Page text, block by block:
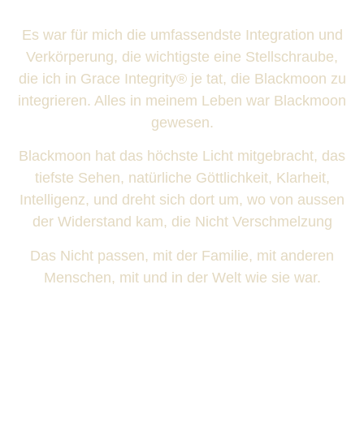
Es war für mich die umfassendste Integration und
Verkörperung, die wichtigste eine Stellschraube,
die ich in Grace Integrity® je tat, die Blackmoon zu
integrieren. Alles in meinem Leben war Blackmoon
gewesen.
Blackmoon hat das höchste Licht mitgebracht, das
tiefste Sehen, natürliche Göttlichkeit, Klarheit,
Intelligenz, und dreht sich dort um, wo von aussen
der Widerstand kam, die Nicht Verschmelzung
Das Nicht passen, mit der Familie, mit anderen
Menschen, mit und in der Welt wie sie war.